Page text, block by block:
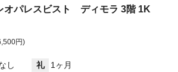
オパレスビスト ディモラ 3階 1K
円)
し 礼
1ヶ月